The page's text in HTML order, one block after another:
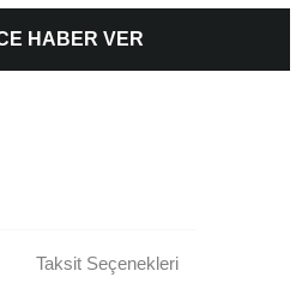
HABER VER
Taksit Seçenekleri